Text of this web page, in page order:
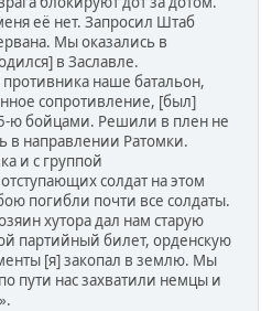
её нет. Запросил Штаб
Мы оказались в
в Заславле.
наше батальон,
сопротивление, [был]
5-ю бойцами. Решили в плен не
в направлении Ратомки.
и с группой
солдат на этом
погибли почти все солдаты.
хутора дал нам старую
партийный билет, орденскую
[я] закопал в землю. Мы
пути нас захватили немцы и